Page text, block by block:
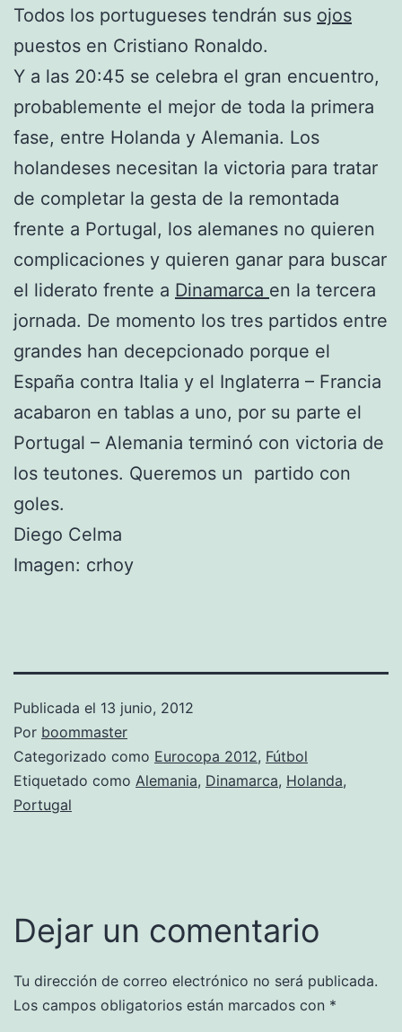
Todos los portugueses tendrán sus ojos
puestos en Cristiano Ronaldo.
Y a las 20:45 se celebra el gran encuentro,
probablemente el mejor de toda la primera
fase, entre Holanda y Alemania. Los
holandeses necesitan la victoria para tratar
de completar la gesta de la remontada
frente a Portugal, los alemanes no quieren
complicaciones y quieren ganar para buscar
el liderato frente a Dinamarca en la tercera
jornada. De momento los tres partidos entre
grandes han decepcionado porque el
España contra Italia y el Inglaterra – Francia
acabaron en tablas a uno, por su parte el
Portugal – Alemania terminó con victoria de
los teutones. Queremos un partido con
goles.
Diego Celma
Imagen: crhoy
Publicada el 13 junio, 2012
Por boommaster
Categorizado como Eurocopa 2012, Fútbol
Etiquetado como Alemania, Dinamarca, Holanda,
Portugal
Dejar un comentario
Tu dirección de correo electrónico no será publicada.
Los campos obligatorios están marcados con *